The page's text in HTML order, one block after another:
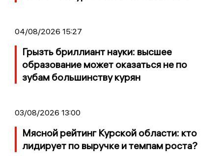
04/08/2026 15:27
Грызть бриллиант науки: высшее
образование может оказаться не по
зубам большинству курян
03/08/2026 13:00
Мясной рейтинг Курской области: кто
лидирует по выручке и темпам роста?